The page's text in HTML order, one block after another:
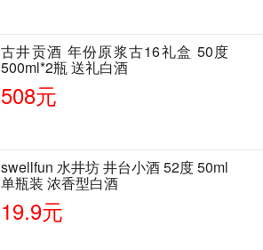
古井贡酒 年份原浆古16礼盒 50度
500ml*2瓶 送礼白酒
508元
swellfun 水井坊 井台小酒 52度 50ml
单瓶装 浓香型白酒
19.9元